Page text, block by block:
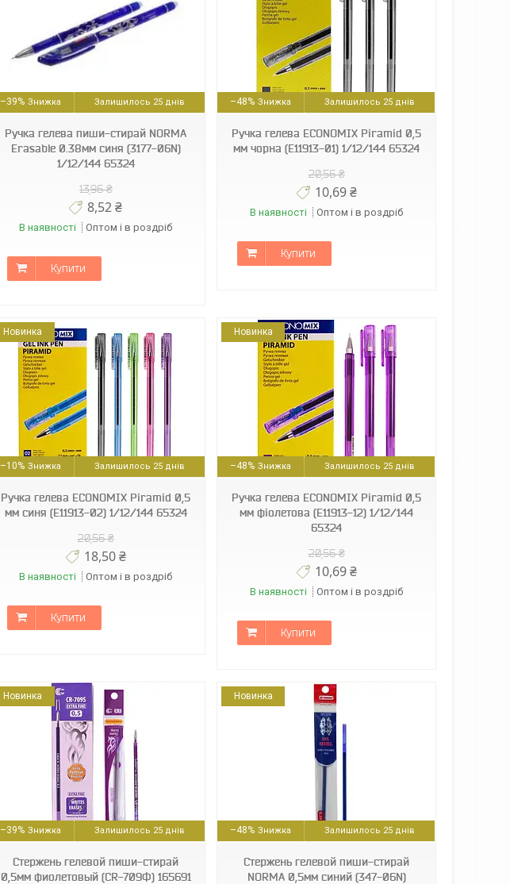
–39% Залишилось 25 днів
Ручка гелева пиши-стирай NORMA
Erasable 0.38мм синя (3177-06N)
1/12/144 65324
13,96 ₴
8,52 ₴
В наявності Оптом і в роздріб
Купити
–48% Залишилось 25 днів
Ручка гелева ECONOMIX Piramid 0,5
мм чорна (E11913-01) 1/12/144 65324
20,56 ₴
10,69 ₴
В наявності Оптом і в роздріб
Купити
Новинка
–10% Залишилось 25 днів
Ручка гелева ECONOMIX Piramid 0,5
мм синя (E11913-02) 1/12/144 65324
20,56 ₴
18,50 ₴
В наявності Оптом і в роздріб
Купити
404457211913112
Новинка
–48% Залишилось 25 днів
Ручка гелева ECONOMIX Piramid 0,5
мм фіолетова (E11913-12) 1/12/144
65324
20,56 ₴
10,69 ₴
В наявності Оптом і в роздріб
Купити
Новинка
–39% Залишилось 25 днів
Стержень гелевой пиши-стирай
0,5мм фиолетовый (CR-709Ф) 165691
18591662347606
Новинка
–48% Залишилось 25 днів
Стержень гелевой пиши-стирай
NORMA 0,5мм синий (347-06N)